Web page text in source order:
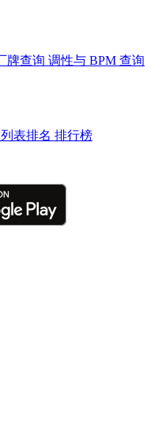
牌查询 调性与 BPM 查询
表排名 排行榜